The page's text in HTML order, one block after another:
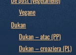
Vegane
Dukan
Dukan – atac (PP)
Dukan – croaziera (PL)